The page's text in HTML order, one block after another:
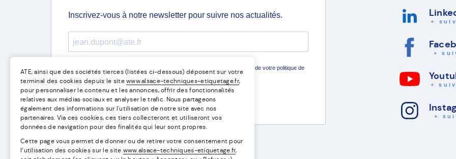
+
+
+
+
ATE, ainsi que des sociétés tierces (listées ci-dessous) déposent sur votre
terminal des cookies depuis le sitewww.alsace-techniques-etiquetage.fr,
pour personnaliser le contenu et les annonces, offrir des fonctionnalités
relatives aux médias sociaux et analyser le trafic. Nous partageons
également des informations sur l'utilisation de notre site avec nos
partenaires. Via ces cookies, ces tiers collecteront et utiliseront vos
données de navigation pour des finalités qui leur sont propres.
Cette page vous permet de donner ou de retirer votre consentement pour
l’utilisation des cookies sur le site www.alsace-techniques-etiquetage.fr,